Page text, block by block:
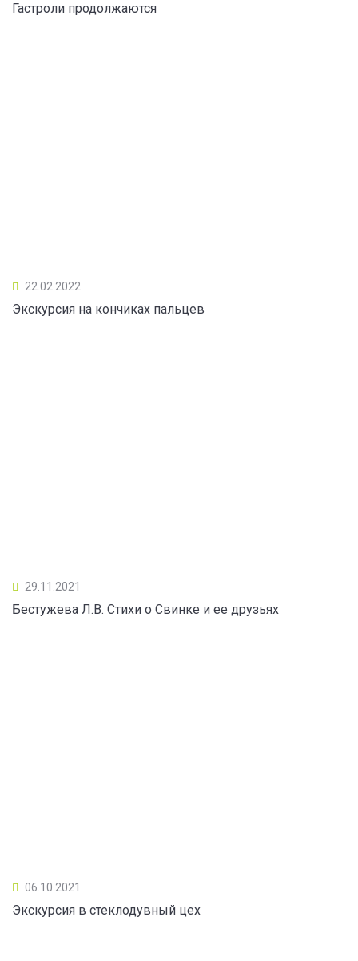
Гастроли продолжаются
22.02.2022
Экскурсия на кончиках пальцев
29.11.2021
Бестужева Л.В. Стихи о Свинке и ее друзьях
06.10.2021
Экскурсия в стеклодувный цех